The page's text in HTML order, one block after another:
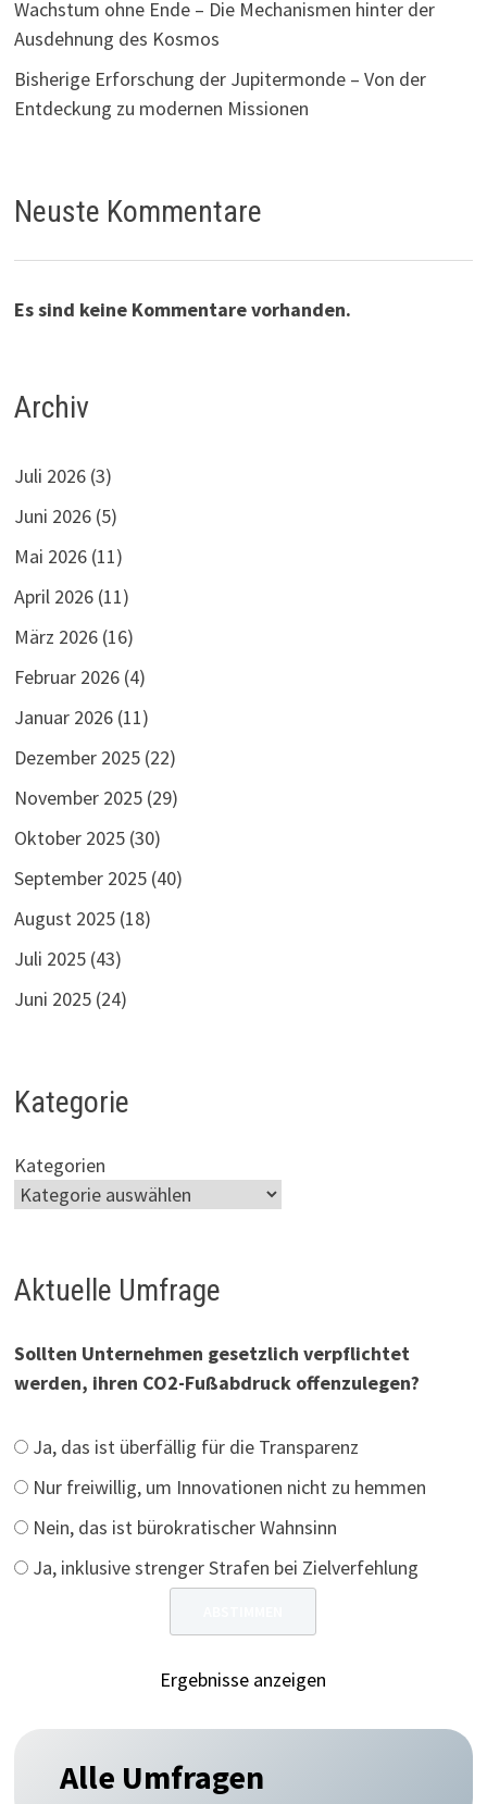
Wachstum ohne Ende – Die Mechanismen hinter der
Ausdehnung des Kosmos
Bisherige Erforschung der Jupitermonde – Von der
Entdeckung zu modernen Missionen
Neuste Kommentare
Es sind keine Kommentare vorhanden.
Archiv
Juli 2026 (3)
Juni 2026 (5)
Mai 2026 (11)
April 2026 (11)
März 2026 (16)
Februar 2026 (4)
Januar 2026 (11)
Dezember 2025 (22)
November 2025 (29)
Oktober 2025 (30)
September 2025 (40)
August 2025 (18)
Juli 2025 (43)
Juni 2025 (24)
Kategorie
Kategorien
Aktuelle Umfrage
Sollten Unternehmen gesetzlich verpflichtet
werden, ihren CO2-Fußabdruck offenzulegen?
Ja, das ist überfällig für die Transparenz
Nur freiwillig, um Innovationen nicht zu hemmen
Nein, das ist bürokratischer Wahnsinn
Ja, inklusive strenger Strafen bei Zielverfehlung
Ergebnisse anzeigen
Alle Umfragen